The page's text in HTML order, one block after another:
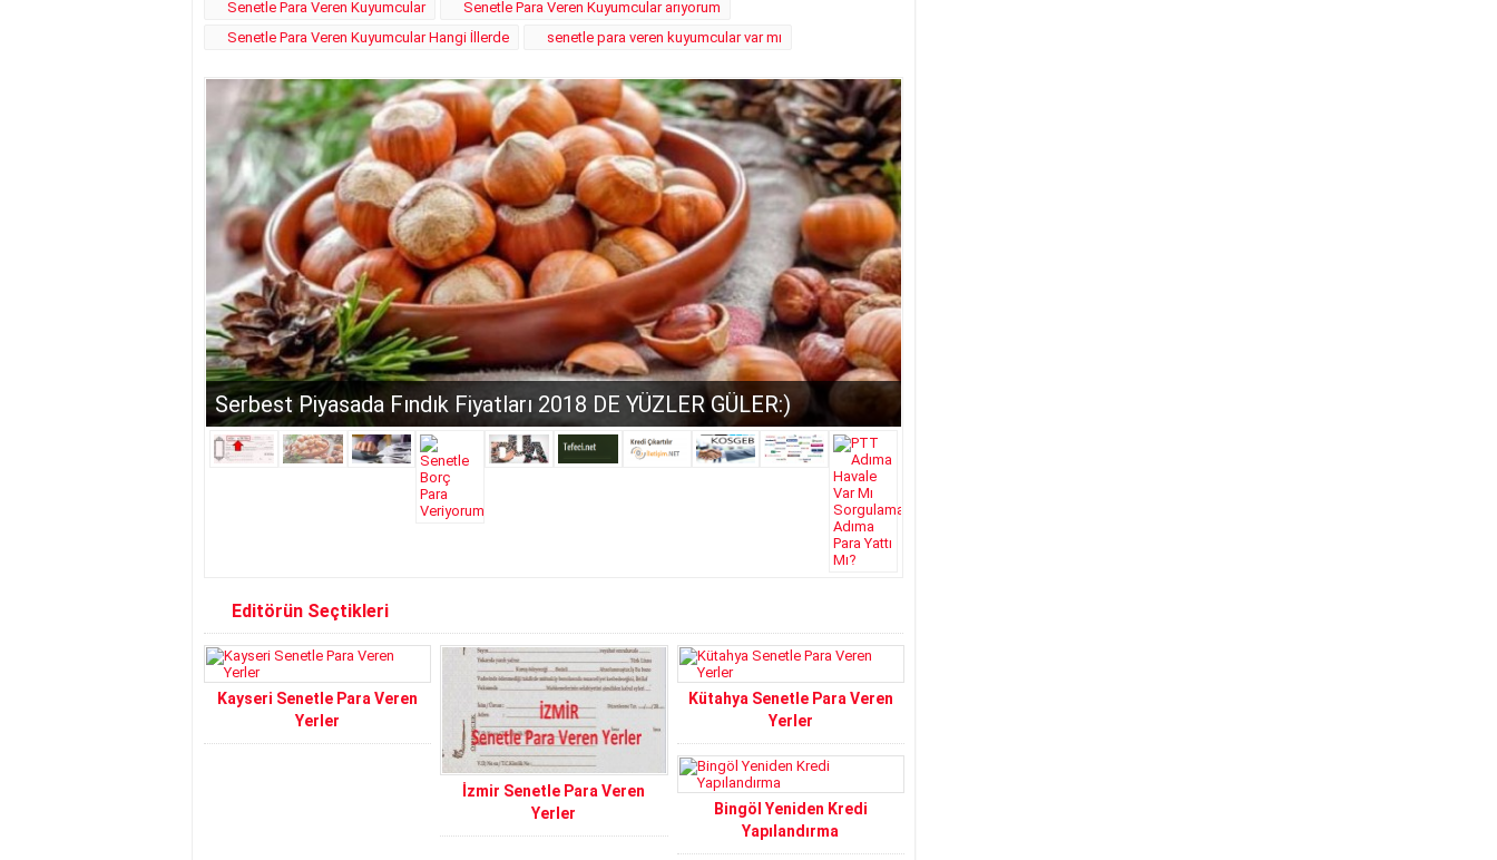
Senetle Para Veren Kuyumcular
Senetle Para Veren Kuyumcular arıyorum
Senetle Para Veren Kuyumcular Hangi İllerde
senetle para veren kuyumcular var mı
Serbest Piyasada Fındık Fiyatları 2018 DE YÜZLER GÜLER:)
Editörün Seçtikleri
Kayseri Senetle Para Veren
Yerler
İzmir Senetle Para Veren
Yerler
Kütahya Senetle Para Veren
Yerler
Bingöl Yeniden Kredi
Yapılandırma